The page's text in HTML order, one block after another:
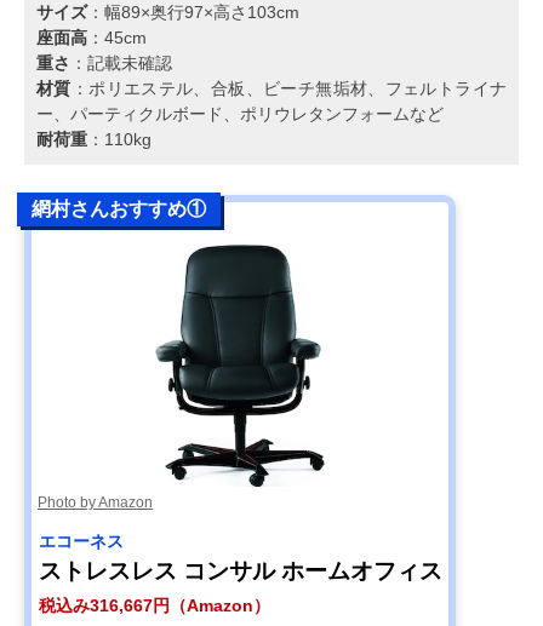
サイズ：幅89×奥行97×高さ103cm
座面高 ：45cm
重さ ：記載未確認
材質 ：ポリエステル、合板、ビーチ無垢材、フェルトライナ
ー、パーティクルボード、ポリウレタンフォームなど
耐荷重 ：110kg
網村さんおすすめ①
Photo by Amazon
エコーネス
ストレスレス コンサル ホームオフィス
税込み316,667円（Amazon）